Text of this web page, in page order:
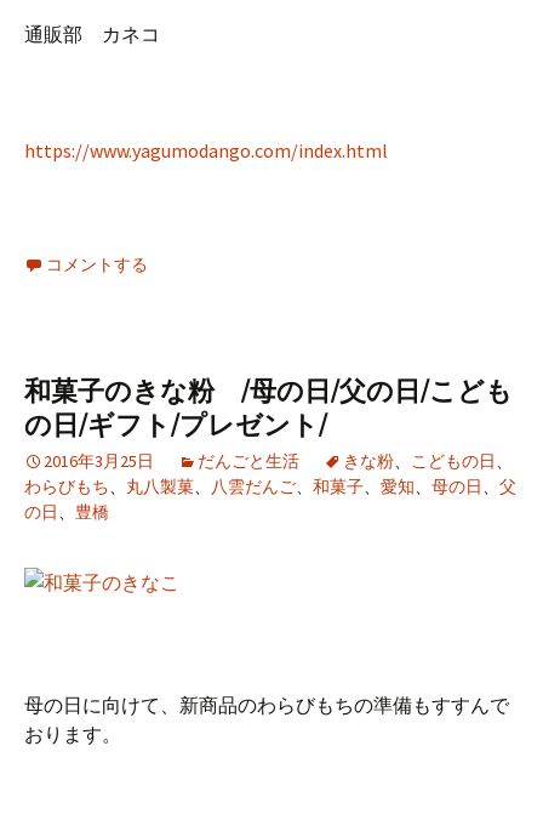
通販部 カネコ
https://www.yagumodango.com/index.html
コメントする
和菓子のきな粉 /母の日/父の日/こども
の日/ギフト/プレゼント/
2016年3月25日 だんごと生活 きな粉、 こどもの日、
わらびもち、 丸八製菓、 八雲だんご、 和菓子、 愛知、 母の日、 父
の日、 豊橋
母の日に向けて、新商品のわらびもちの準備もすすんで
おります。